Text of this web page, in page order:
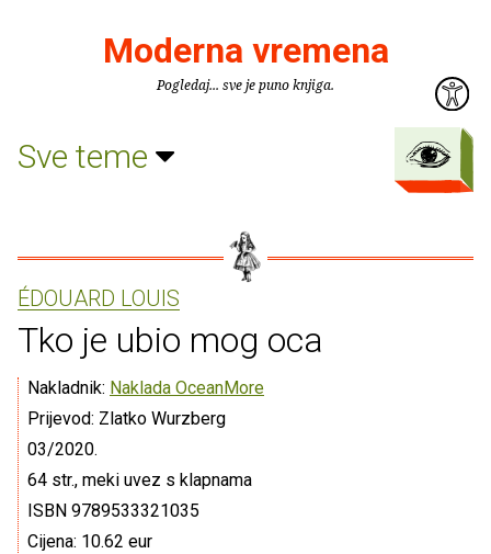
Moderna vremena
Pogledaj... sve je puno knjiga.
Sve teme
ÉDOUARD LOUIS
Tko je ubio mog oca
Nakladnik: Naklada OceanMore
Prijevod: Zlatko Wurzberg
03/2020.
64 str., meki uvez s klapnama
ISBN 9789533321035
Cijena: 10.62 eur